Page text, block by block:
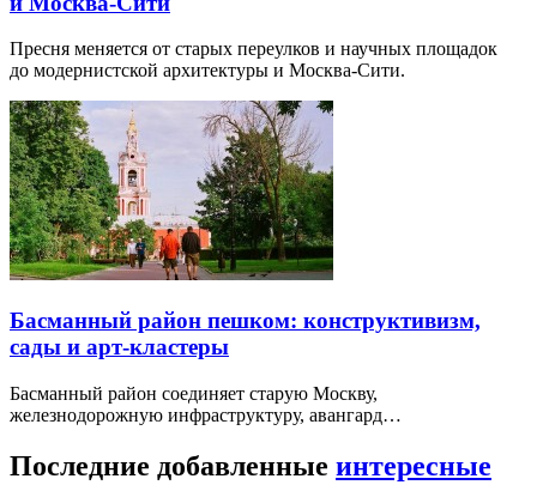
Пресня меняется от старых переулков и научных площадок
до модернистской архитектуры и Москва-Сити.
Басманный район пешком: конструктивизм,
сады и арт-кластеры
Басманный район соединяет старую Москву,
железнодорожную инфраструктуру, авангард…
Последние добавленные интересные